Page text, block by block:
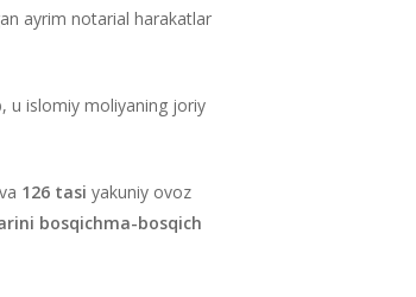
ayrim notarial harakatlar
u islomiy moliyaning joriy
126 tasi yakuniy ovoz
bosqichma-bosqich